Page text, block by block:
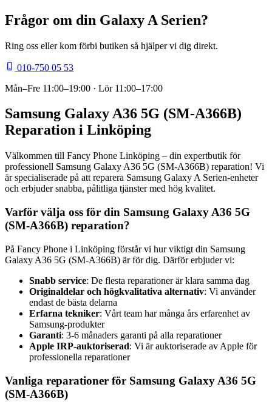
Frågor om din Galaxy A Serien?
Ring oss eller kom förbi butiken så hjälper vi dig direkt.
010-750 05 53
Mån–Fre 11:00–19:00 · Lör 11:00–17:00
Samsung Galaxy A36 5G (SM-A366B)
Reparation i Linköping
Välkommen till Fancy Phone Linköping – din expertbutik för
professionell Samsung Galaxy A36 5G (SM-A366B) reparation! Vi
är specialiserade på att reparera Samsung Galaxy A Serien-enheter
och erbjuder snabba, pålitliga tjänster med hög kvalitet.
Varför välja oss för din Samsung Galaxy A36 5G
(SM-A366B) reparation?
På Fancy Phone i Linköping förstår vi hur viktigt din Samsung
Galaxy A36 5G (SM-A366B) är för dig. Därför erbjuder vi:
Snabb service: De flesta reparationer är klara samma dag
Originaldelar och högkvalitativa alternativ: Vi använder
endast de bästa delarna
Erfarna tekniker: Vårt team har många års erfarenhet av
Samsung-produkter
Garanti: 3-6 månaders garanti på alla reparationer
Apple IRP-auktoriserad: Vi är auktoriserade av Apple för
professionella reparationer
Vanliga reparationer för Samsung Galaxy A36 5G
(SM-A366B)